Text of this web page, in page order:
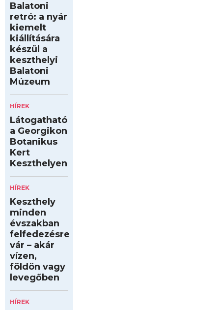
Balatoni
retró: a nyár
kiemelt
kiállítására
készül a
keszthelyi
Balatoni
Múzeum
HÍREK
Látogatható
a Georgikon
Botanikus
Kert
Keszthelyen
HÍREK
Keszthely
minden
évszakban
felfedezésre
vár – akár
vízen,
földön vagy
levegőben
HÍREK